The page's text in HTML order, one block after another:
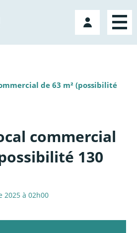
Mon
compte
de 63 m² (possibilité
commercial
130
2025 à 02h00